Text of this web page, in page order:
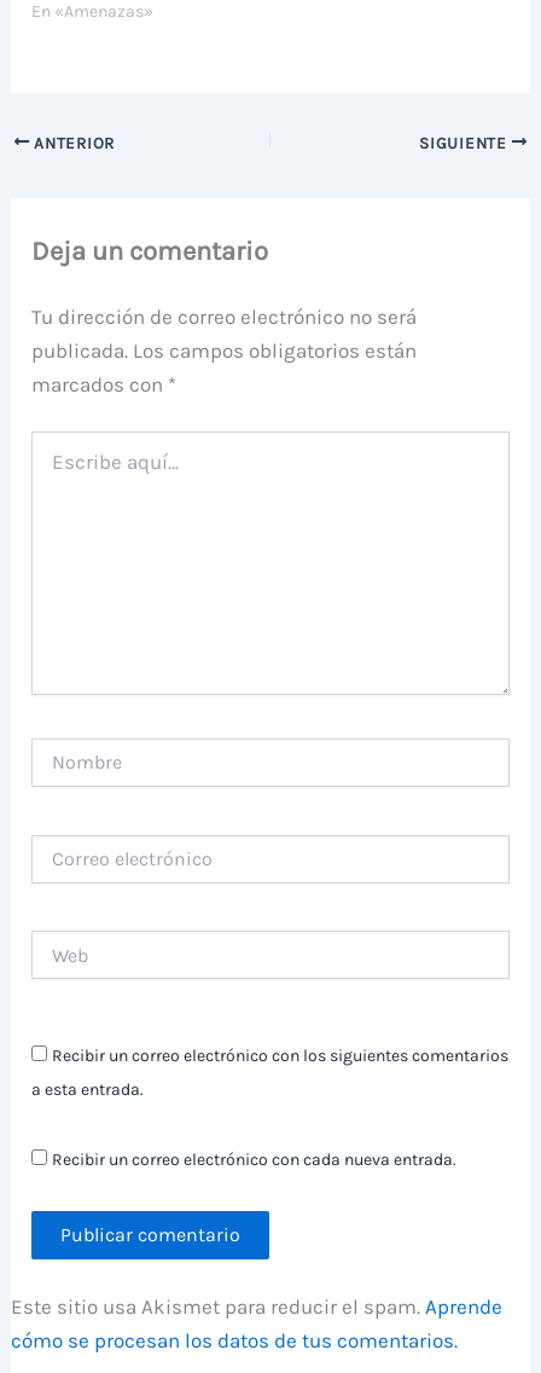
En «Amenazas»
ANTERIOR SIGUIENTE
Deja un comentario
Tu dirección de correo electrónico no será
publicada. Los campos obligatorios están
marcados con *
aquí...
electrónico
Recibir un correo electrónico con los siguientes comentarios
a esta entrada.
Recibir un correo electrónico con cada nueva entrada.
Este sitio usa Akismet para reducir el spam.Aprende
cómo se procesan los datos de tus comentarios.